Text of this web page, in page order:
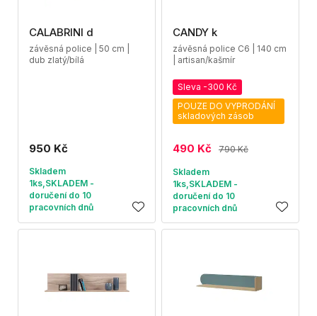
CALABRINI d
závěsná police | 50 cm |
dub zlatý/bílá
950 Kč
Skladem
1ks,SKLADEM -
doručení do 10
pracovních dnů
CANDY k
závěsná police C6 | 140 cm
| artisan/kašmír
Sleva -300 Kč
POUZE DO VYPRODÁNÍ
skladových zásob
490 Kč 790 Kč
Skladem
1ks,SKLADEM -
doručení do 10
pracovních dnů